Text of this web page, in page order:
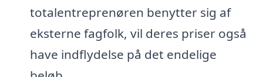
totalentreprenøren benytter sig af
eksterne fagfolk, vil deres priser også
have indflydelse på det endelige